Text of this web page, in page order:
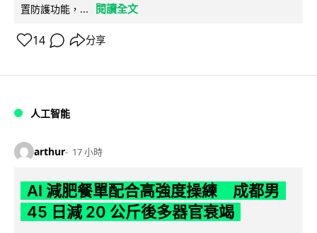
置防護功能，...
閱讀全文
14 分享
人工智能
arthur 17 小時
AI 減肥餐單配合高強度操練 成都男
45 日減 20 公斤後多器官衰竭